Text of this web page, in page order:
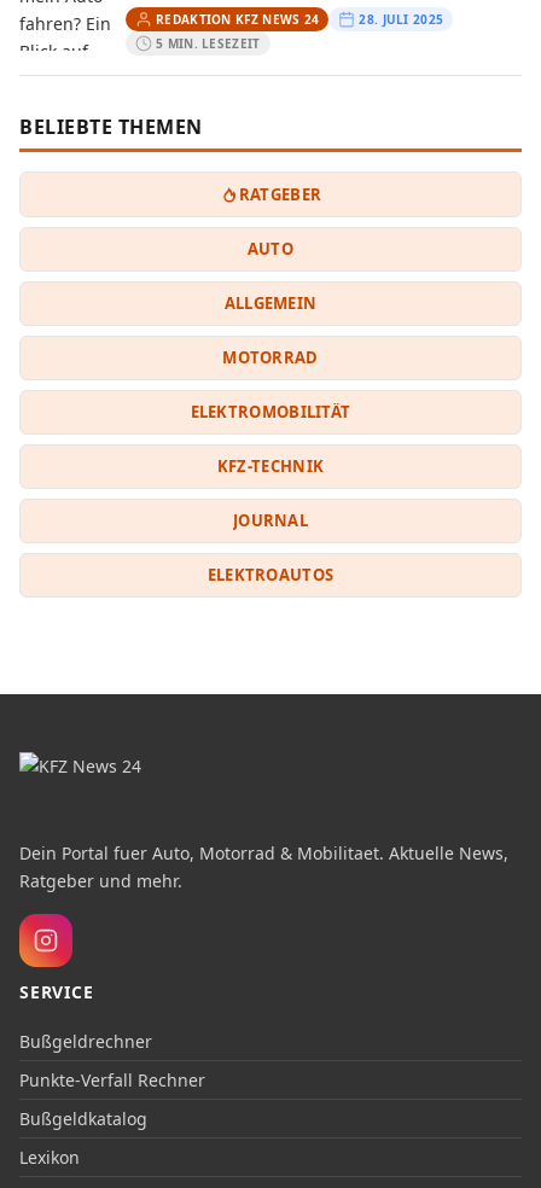
REDAKTION KFZ NEWS 24
28. JULI 2025
5 MIN. LESEZEIT
BELIEBTE THEMEN
RATGEBER
AUTO
ALLGEMEIN
MOTORRAD
ELEKTROMOBILITÄT
KFZ-TECHNIK
JOURNAL
ELEKTROAUTOS
Dein Portal fuer Auto, Motorrad & Mobilitaet. Aktuelle News,
Ratgeber und mehr.
SERVICE
Bußgeldrechner
Punkte-Verfall Rechner
Bußgeldkatalog
Lexikon